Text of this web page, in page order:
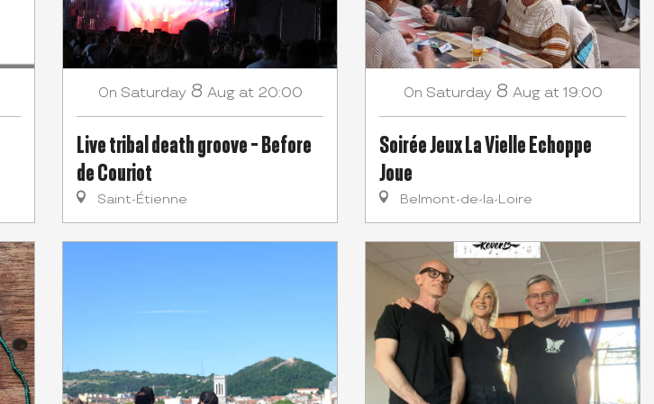
On Saturday 8 Aug at 20:00
Live tribal death groove - Before
de Couriot
Saint-Étienne
On Saturday 8 Aug at 19:00
Soirée Jeux La Vielle Echoppe
Joue
Belmont-de-la-Loire